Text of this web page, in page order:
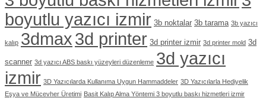
boyutlu yazıcı izmir 3b noktalar 3b tarama 3b yazıcı
kalıp 3dmax3d printer 3d printer izmir 3d printer mold 3d
scanner 3d yazıcı ABS baskı yüzeyleri düzenleme 3d yazıcı
izmir 3D Yazıcılarda Kullanıma Uygun Hammaddeler 3D Yazıcılarla Hediyelik
Eşya ve Mücevher Üretimi Basit Kalıp Alma Yöntemi 3 boyutlu baskı hizmetleri izmir